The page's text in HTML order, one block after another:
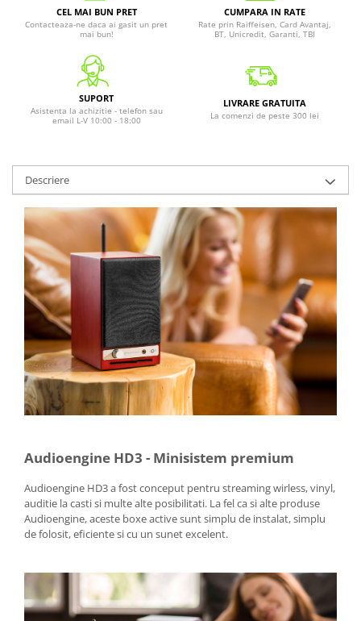
CEL MAI BUN PRET
Contacteaza-ne daca ai gasit un pret
mai bun!
CUMPARA IN RATE
Rate prin Raiffeisen, Card Avantaj,
BT, Unicredit, Garanti, TBI
SUPORT
Asistenta la achizitie - telefon sau
email L-V 10:00 - 18:00
LIVRARE GRATUITA
La comenzi de peste 300 lei
Descriere
Audioengine HD3 - Minisistem premium
Audioengine HD3 a fost conceput pentru streaming wirless, vinyl,
auditie la casti si multe alte posibilitati. La fel ca si alte produse
Audioengine, aceste boxe active sunt simplu de instalat, simplu
de folosit, eficiente si cu un sunet excelent.